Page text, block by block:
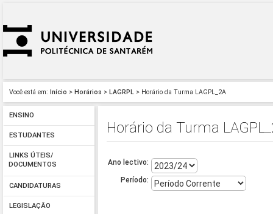
Você está em: Início > Horários > LAGRPL > Horário da Turma LAGPL_2A
ENSINO
ESTUDANTES
LINKS ÚTEIS/
DOCUMENTOS
CANDIDATURAS
LEGISLAÇÃO
Horário da Turma
Ano lectivo:
Período: